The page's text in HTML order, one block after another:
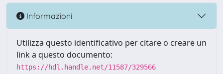
Informazioni
Utilizza questo identificativo per citare o creare un
link a questo documento:
https://hdl.handle.net/11587/329566